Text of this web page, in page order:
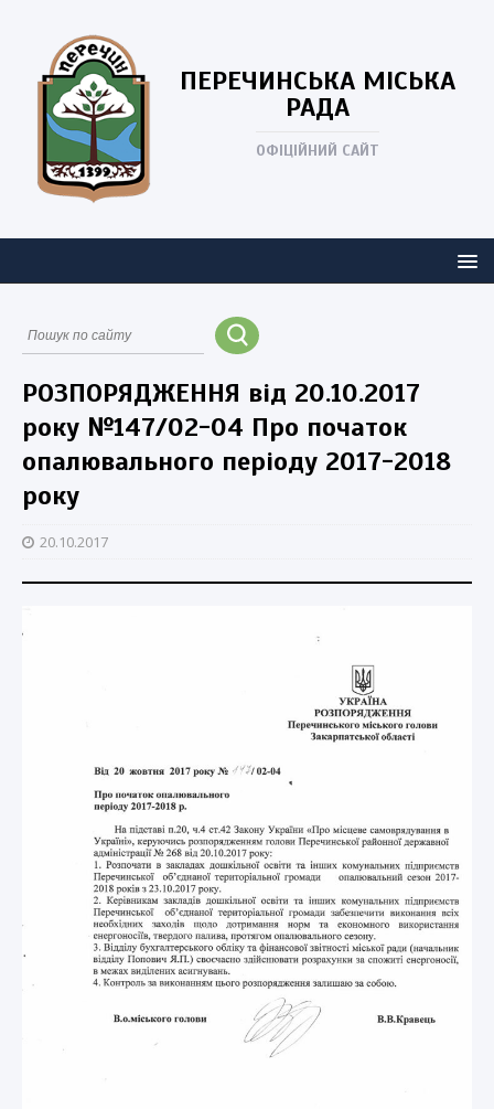
ПЕРЕЧИНСЬКА МІСЬКА
РАДА
ОФІЦІЙНИЙ САЙТ
РОЗПОРЯДЖЕННЯ від 20.10.2017
року №147/02-04 Про початок
опалювального періоду 2017-2018
року
20.10.2017